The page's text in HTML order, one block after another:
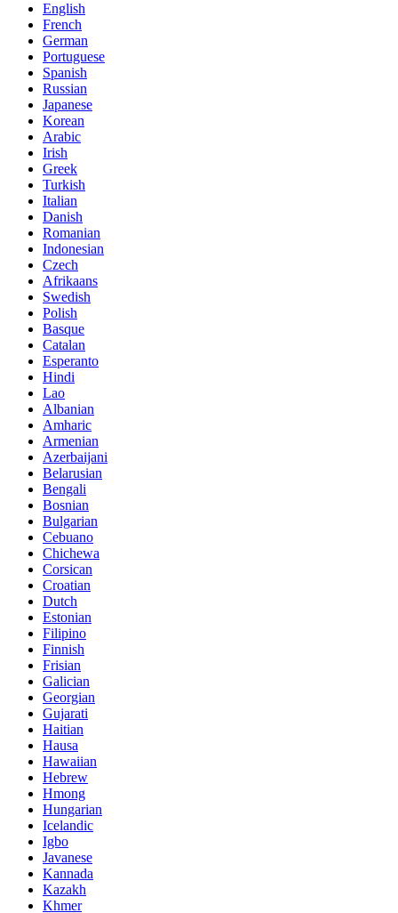
English
French
German
Portuguese
Spanish
Russian
Japanese
Korean
Arabic
Irish
Greek
Turkish
Italian
Danish
Romanian
Indonesian
Czech
Afrikaans
Swedish
Polish
Basque
Catalan
Esperanto
Hindi
Lao
Albanian
Amharic
Armenian
Azerbaijani
Belarusian
Bengali
Bosnian
Bulgarian
Cebuano
Chichewa
Corsican
Croatian
Dutch
Estonian
Filipino
Finnish
Frisian
Galician
Georgian
Gujarati
Haitian
Hausa
Hawaiian
Hebrew
Hmong
Hungarian
Icelandic
Igbo
Javanese
Kannada
Kazakh
Khmer